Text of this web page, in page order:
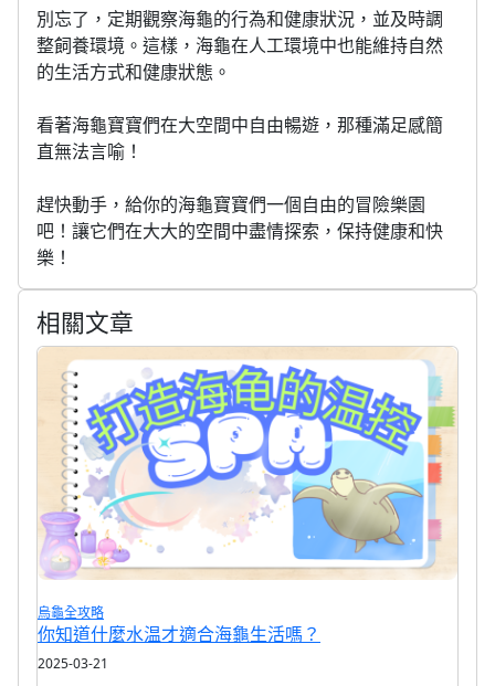
別忘了，定期觀察海龜的行為和健康狀況，並及時調
整飼養環境。這樣，海龜在人工環境中也能維持自然
的生活方式和健康狀態。
看著海龜寶寶們在大空間中自由暢遊，那種滿足感簡
直無法言喻！
趕快動手，給你的海龜寶寶們一個自由的冒險樂園
吧！讓它們在大大的空間中盡情探索，保持健康和快
樂！
相關文章
烏龜全攻略
你知道什麼水温才適合海龜生活嗎？
2025-03-21